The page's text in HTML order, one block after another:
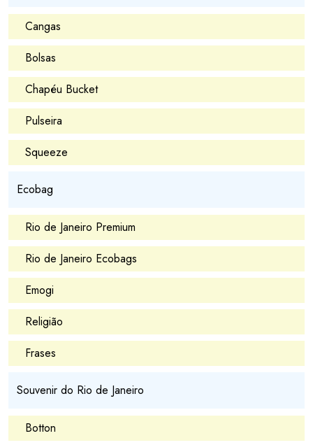
Cangas
Bolsas
Chapéu Bucket
Pulseira
Squeeze
Ecobag
Rio de Janeiro Premium
Rio de Janeiro Ecobags
Emogi
Religião
Frases
Souvenir do Rio de Janeiro
Botton